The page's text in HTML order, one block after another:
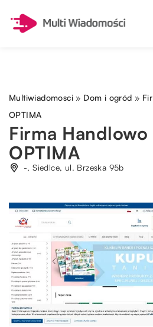
Multiwiadomosci » Dom i ogród »
OPTIMA
Firma Handlowo
OPTIMA
-, Siedlce, ul. Brzeska 95b